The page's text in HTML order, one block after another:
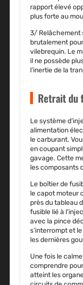
rapport élevé
plus forte au
3/ Relâchement
brutalement
vilebrequin. Le
il ne possède
l’inertie de la
Retrait du
Le système
alimentation
le carburant.
en coupant
gavage. Cette
les composants
Le boîtier de
le capot moteur
près du tableau
fusible lié à
avec la pince
s’interrompt et
les dernières
Une fois le
comprendre
atteint les